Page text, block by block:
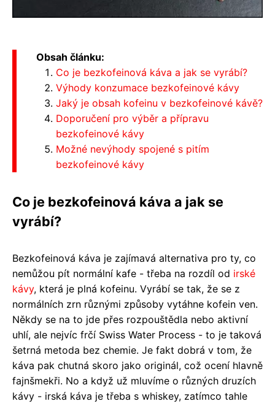
Obsah článku:
Co je bezkofeinová káva a jak se vyrábí?
Výhody konzumace bezkofeinové kávy
Jaký je obsah kofeinu v bezkofeinové kávě?
Doporučení pro výběr a přípravu
bezkofeinové kávy
Možné nevýhody spojené s pitím
bezkofeinové kávy
Co je bezkofeinová káva a jak se
vyrábí?
Bezkofeinová káva je zajímavá alternativa pro ty, co
nemůžou pít normální kafe - třeba na rozdíl od irské
kávy, která je plná kofeinu. Vyrábí se tak, že se z
normálních zrn různými způsoby vytáhne kofein ven.
Někdy se na to jde přes rozpouštědla nebo aktivní
uhlí, ale nejvíc frčí Swiss Water Process - to je taková
šetrná metoda bez chemie. Je fakt dobrá v tom, že
káva pak chutná skoro jako originál, což ocení hlavně
fajnšmekři. No a když už mluvíme o různých druzích
kávy - irská káva je třeba s whiskey, zatímco tahle